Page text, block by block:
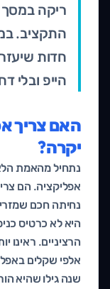
ריקה
חדות
הייפ ובלי
האם צריך
יקרה?
נתחיל מהאמת
אפליקציה. הם
נחיתה חכם
היא לא כרטיס
הרציניים. ראינו
אלפי שקלים
שנה גילו שהיא הורדה 40 פעם